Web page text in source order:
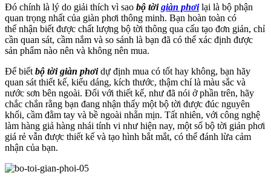
Đó chính là lý do giải thích vì sao bộ tờigiàn phơilại là bộ phận
quan trọng nhất của giàn phơi thông minh. Bạn hoàn toàn có
thể nhận biết được chất lượng bộ tời thông qua cấu tạo đơn giản, chỉ
cần quan sát, cầm nắm và so sánh là bạn đã có thể xác định được
sản phẩm nào nên và không nên mua.
Để biết bộ tời giàn phơi dự định mua có tốt hay không, bạn hãy
quan sát thiết kế, kiểu dáng, kích thước, thậm chí là màu sắc và
nước sơn bên ngoài. Đối với thiết kế, như đã nói ở phần trên, hãy
chắc chắn rằng bạn đang nhận thấy một bộ tời được đúc nguyên
khối, cầm đằm tay và bề ngoài nhẵn mịn. Tất nhiên, với công nghệ
làm hàng giả hàng nhái tính vi như hiện nay, một số bộ tời giản phơi
giá rẻ vẫn được thiết kế và tạo hình bắt mắt, có thể đánh lừa cảm
nhận của bạn.